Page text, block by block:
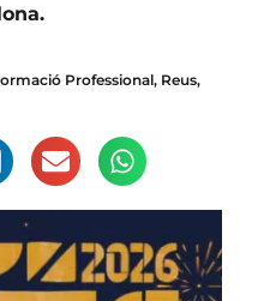
Professional, Reus,